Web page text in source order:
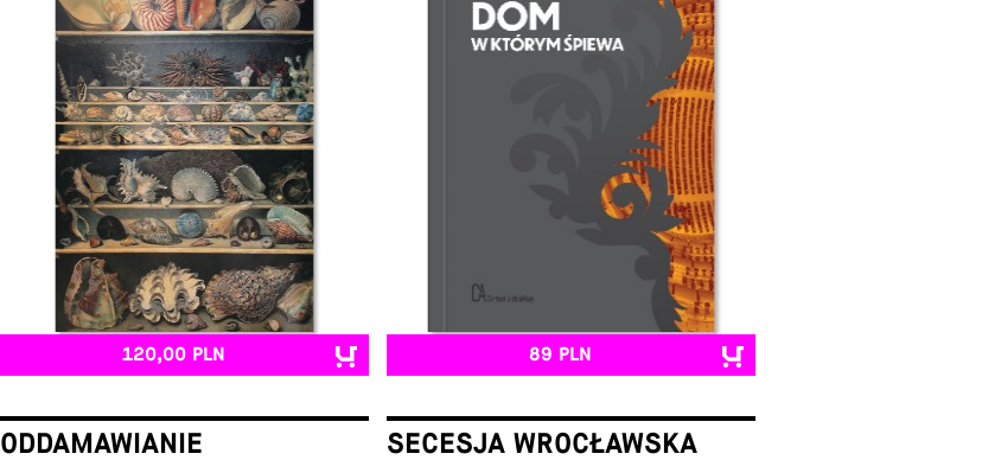
120,00 PLN 89 PLN
ODDAMAWIANIE SECESJA WROCŁAWSKA